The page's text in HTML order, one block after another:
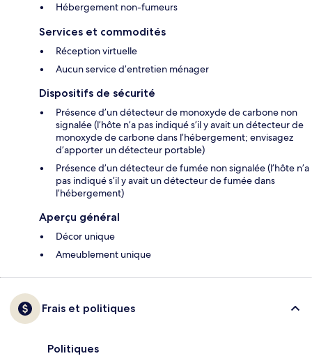
Hébergement non-fumeurs
Services et commodités
Réception virtuelle
Aucun service d’entretien ménager
Dispositifs de sécurité
Présence d’un détecteur de monoxyde de carbone non
signalée (l’hôte n’a pas indiqué s’il y avait un détecteur de
monoxyde de carbone dans l’hébergement; envisagez
d’apporter un détecteur portable)
Présence d’un détecteur de fumée non signalée (l’hôte n’a
pas indiqué s’il y avait un détecteur de fumée dans
l’hébergement)
Aperçu général
Décor unique
Ameublement unique
Frais et politiques
Politiques